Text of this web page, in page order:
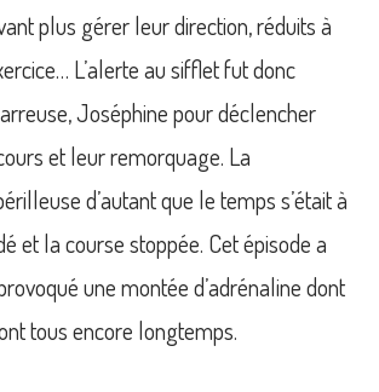
plus gérer leur direction, réduits à
L’alerte au sifflet fut donc
Joséphine pour déclencher
et leur remorquage. La
d’autant que le temps s’était à
et la course stoppée. Cet épisode a
une montée d’adrénaline dont
tous encore longtemps.